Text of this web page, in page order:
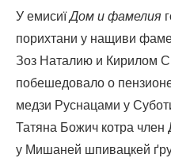
У емисиїДом и фамелия
порихтани у нащиви
Зоз Наталию и Кирилом
побешедовало о
медзи Руснацами у
Татяна Божич котра
у Мишаней шпивацкей